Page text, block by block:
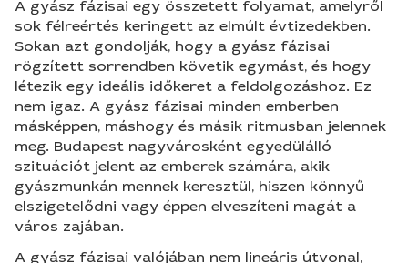
A gyász fázisai egy összetett folyamat, amelyről
sok félreértés keringett az elmúlt évtizedekben.
Sokan azt gondolják, hogy a gyász fázisai
rögzített sorrendben követik egymást, és hogy
létezik egy ideális időkeret a feldolgozáshoz. Ez
nem igaz. A gyász fázisai minden emberben
másképpen, máshogy és másik ritmusban jelennek
meg. Budapest nagyvárosként egyedülálló
szituációt jelent az emberek számára, akik
gyászmunkán mennek keresztül, hiszen könnyű
elszigetelődni vagy éppen elveszíteni magát a
város zajában.
A gyász fázisai valójában nem lineáris útvonal,